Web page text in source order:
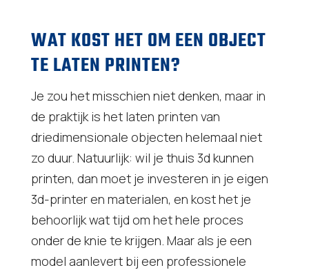
WAT KOST HET OM EEN OBJECT
TE LATEN PRINTEN?
Je zou het misschien niet denken, maar in
de praktijk is het laten printen van
driedimensionale objecten helemaal niet
zo duur. Natuurlijk: wil je thuis 3d kunnen
printen, dan moet je investeren in je eigen
3d-printer en materialen, en kost het je
behoorlijk wat tijd om het hele proces
onder de knie te krijgen. Maar als je een
model aanlevert bij een professionele